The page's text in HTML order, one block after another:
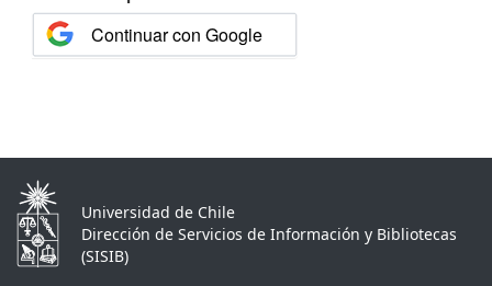
Continuar con Google
Universidad de Chile
Dirección de Servicios de Información y Bibliotecas
(SISIB)